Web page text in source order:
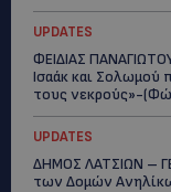
UPDATES
ΦΕΙΔΙΑΣ
Ισαάκ και Σολωμού
τους νεκρούς»-
UPDATES
ΔΗΜΟΣ ΛΑΤΣΙΩΝ –
των Δομών